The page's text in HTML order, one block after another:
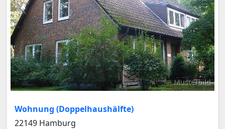
Musterbild
Wohnung (Doppelhaushälfte)
22149 Hamburg